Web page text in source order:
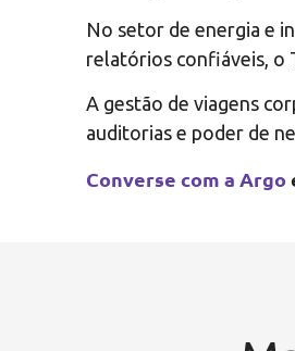
No setor de energia e
relatórios confiáveis, o
A gestão de viagens
auditorias e poder de
Converse com a Argo